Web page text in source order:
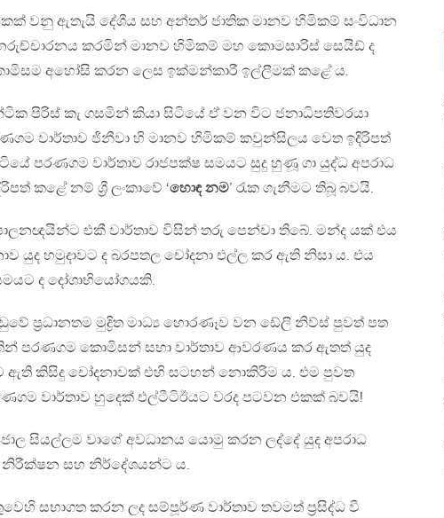
වනු ඇතැයි දේශීය සහ අන්තර් ජාතික මානව හිමිකම් සංවිධාන
කරමින් මානව හිමිකම් මහ කොමසාරිස් සෙයිඩ් ද
අහෝසි කරන ලෙස ඉක්මන්කාරී ඉල්ලීමක් කළේ ය.
පිරිස් කැ ගසමින් කියා සිටියේ ඒ වන විට ජනාධිපතිවරයා
වාර්තාව ජිනීවා හි මානව හිමිකම් කවුන්සිලය වෙත ඉදිරිපත්
පරණගම වාර්තාව රාජපක්ෂ සමයට සුදු හුණූ ගා යුද්ධ අපරාධ
කළේ නම් ශ්‍රී ලංකාවේ ‘හොඳ නම’ රැක ගැනීමට තිබූ බවයි.
එකී වාර්තාව විසින් තරු පෙන්වා තිබේ. මන්ද යක් එය
හමුදාවට ද බරපතල චෝදනා එල්ල කර ඇති නිසා ය. එය
ද දෝශාභියෝගයකි.
ප්‍රධානතම මුද්‍රිත මාධ්‍ය හොරණෑව වන ඩේලි නිව්ස් පුවත් පත
පරණගම කොමිසන් සභා වාර්තාව ආවරණය කර ඇතත් යුද
ඇති කිසිදු චෝදනාවක් එහි සටහන් නොකිරිම ය. එම පුවත
වාර්තාව හුදෙක් එල්ටීටිඊයට වරද පටවන එකක් බවයි!
සියල්ලම වාගේ අවධානය යොමු කරන ලද්දේ යුද අපරාධ
නිරීක්ෂන සහ නිර්දේශයන්ට ය.
සභාගත කරන ලද සම්පූර්ණ වාර්තාව තවමත් ප්‍රසිද්ධ වී